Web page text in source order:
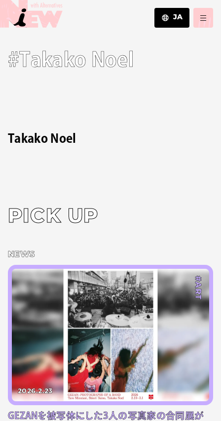
JA
#Takako Noel
Takako Noel
PICK UP
NEWS
#ART
2026.2.23
GEZANを被写体にした3人の写真家の合同展が